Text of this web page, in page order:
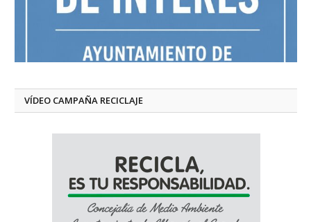
VÍDEO CAMPAÑA RECICLAJE